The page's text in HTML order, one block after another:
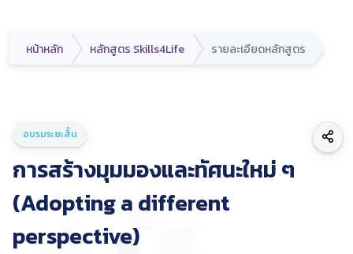
หน้าหลัก หลักสูตร Skills4Life รายละเอียดหลักสูตร
อบรมระยะสั้น
การสร้างมุมมองและทัศนะใหม่ ๆ
(Adopting a different
perspective)